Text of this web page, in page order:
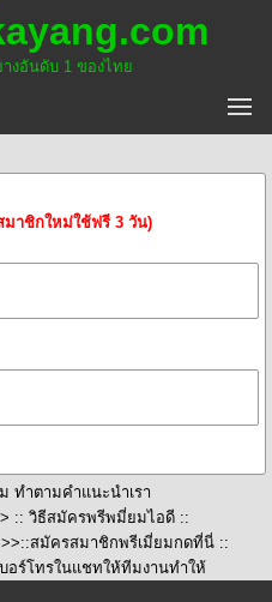
างอันดับ 1 ของไทย
มาชิกใหม่ใช้ฟรี 3 วัน)
ทำตามคำแนะนำเรา
:: วิธีสมัครพรีพมี่ยมไอดี ::
สมัครสมาชิกพรีเมี่ยมกดที่นี่ ::
อร์โทรในแชทให้ทีมงานทำให้